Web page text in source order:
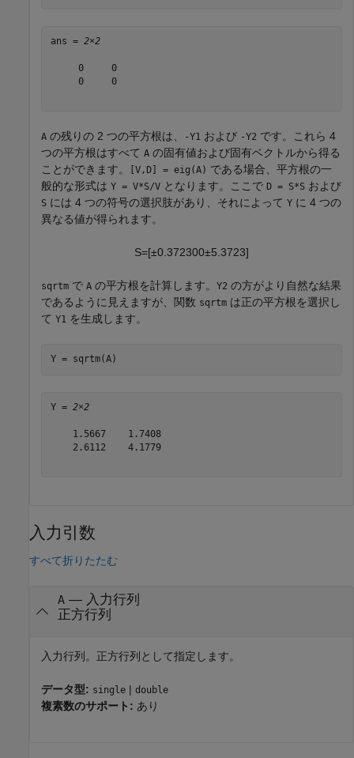
ans = 2×2
     0     0
     0     0
A の残りの 2 つの平方根は、 -Y1 および -Y2 です。これら 4
つの平方根はすべて A の固有値および固有ベクトルから得る
ことができます。
[V,D] = eig(A) である場合、平方根の一
般的な形式は Y = V*S/V となります。ここで D = S*S および
S には 4 つの符号の選択肢があり、それによって Y に 4 つの
異なる値が得られます。
S=[±0 372300±5 3723]
sqrtm で A の平方根を計算します。 Y2 の方がより自然な結果
であるように見えますが、関数 sqrtm は正の平方根を選択し
て Y1 を生成します。
Y = sqrtm(A)
Y = 2×2
    1.5667    1.7408
    2.6112    4.1779
入力引数
すべて折りたたむ
A— 入力行列
正方行列
入力行列。正方行列として指定します。
データ型: single | double
複素数のサポート: あり